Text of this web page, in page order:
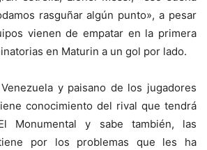
rasguñar algún punto», a pesar
vienen de empatar en la primera
en Maturin a un gol por lado.
y paisano de los jugadores
conocimiento del rival que tendrá
Monumental y sabe también, las
por los problemas que les ha